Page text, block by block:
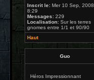
Inscrit le: Mer 10 Sep, 2008
8:29
Messages: 229
Localisation: Sur les terres
gnomes entre 1/1 et 90/90
Haut
Guo
Héros Impressionnant